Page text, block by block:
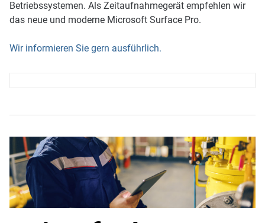
Betriebssystemen. Als Zeitaufnahmegerät empfehlen wir
das neue und moderne Microsoft Surface Pro.
Wir informieren Sie gern ausführlich.